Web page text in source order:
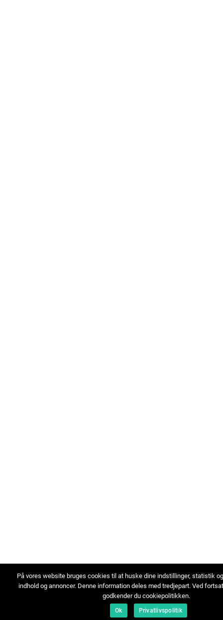
På vores website bruges cookies til at huske dine indstillinger, statistik
indhold og annoncer. Denne information deles med tredjepart. Ved
godkender du cookiepolitikken.
Ok Privatlivspolitik